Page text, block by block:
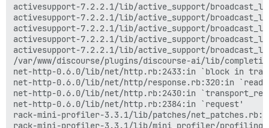
activesupport-7.2.2.1/lib/active_support/
activesupport-7.2.2.1/lib/active_support/
activesupport-7.2.2.1/lib/active_support/
activesupport-7.2.2.1/lib/active_support/
activesupport-7.2.2.1/lib/active_support/
/var/www/discourse/plugins/discourse-ai/lib/
net-http-0.6.0/lib/net/http.rb:2433:in `block in
net-http-0.6.0/lib/net/http/response.rb:320:in
net-http-0.6.0/lib/net/http.rb:2430:in
net-http-0.6.0/lib/net/http.rb:2384:in `request'
rack-mini-profiler-3.3.1/lib/patches/
rack-mini-profiler-3.3.1/lib/mini_profiler/